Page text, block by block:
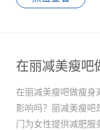
具。
在丽减美瘦吧做瘦身
影响吗？丽减美瘦吧
门为女性提供减肥服